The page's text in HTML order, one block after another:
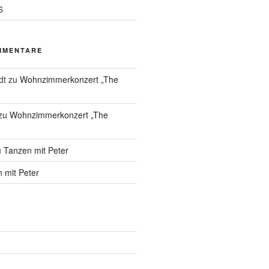
zu Wohnzimmerkonzert „The
Wohnzimmerkonzert „The
Tanzen mit Peter
mit Peter